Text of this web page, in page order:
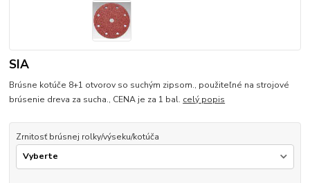
SIA
Brúsne kotúče 8+1 otvorov so suchým zipsom., použiteľné na strojové
brúsenie dreva za sucha., CENA je za 1 bal. celý popis
Zrnitosť brúsnej rolky/výseku/kotúča